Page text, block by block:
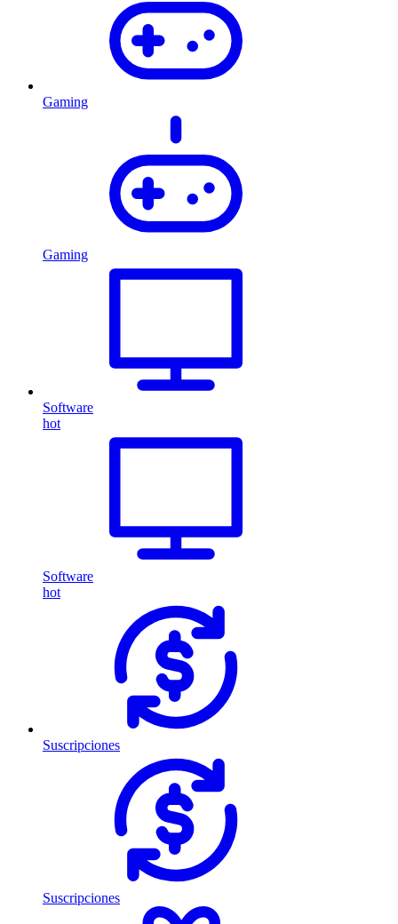
Gaming
Gaming
Software
hot
Software
hot
Suscripciones
Suscripciones